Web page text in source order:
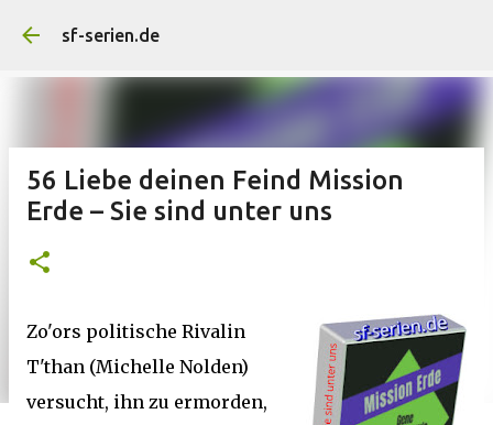
sf-serien.de
56 Liebe deinen Feind Mission
Erde – Sie sind unter uns
Zo'ors politische Rivalin
T'than (Michelle Nolden)
versucht, ihn zu ermorden,